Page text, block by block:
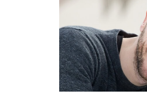
Was die allgemeine
als der der USA.
allgemeinen
komplexer. Was die
eine gut etablierte